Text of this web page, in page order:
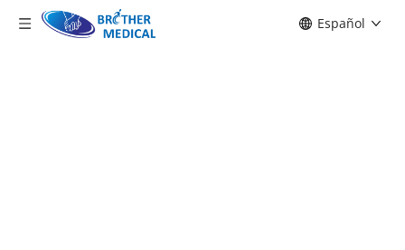
Español